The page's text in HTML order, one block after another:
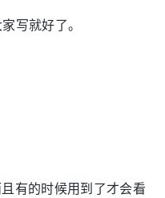
写就好了。
有的时候用到了才会看